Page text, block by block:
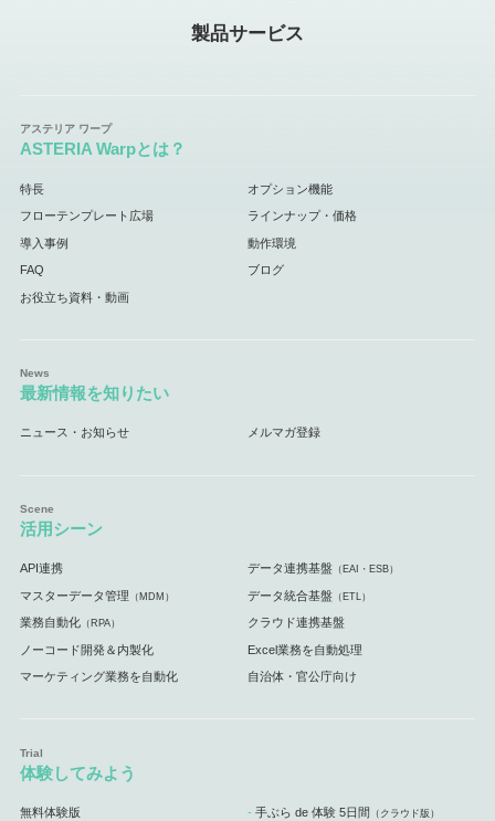
製品サービス
ASTERIA Warpとは？
特長 オプション機能
フローテンプレート広場 ラインナップ・価格
導入事例 動作環境
FAQ ブログ
お役立ち資料・動画
最新情報を知りたい
ニュース・お知らせ メルマガ登録
活用シーン
API連携 データ連携基盤 （EAI・ESB）
マスターデータ管理 （MDM） データ統合基盤 （ETL）
業務自動化（RPA） クラウド連携基盤
ノーコード開発＆内製化 Excel業務を自動処理
マーケティング業務を自動化 自治体・官公庁向け
体験してみよう
無料体験版 手ぶら de 体験 5日間 （クラウド版）